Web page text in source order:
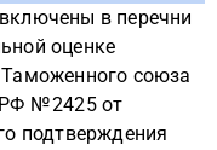
в перечни
оценке
Таможенного союза
№ 2425 от
подтверждения